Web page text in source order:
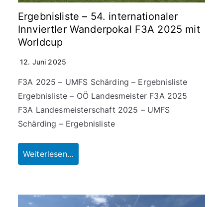
Ergebnisliste – 54. internationaler
Innviertler Wanderpokal F3A 2025 mit
Worldcup
12. Juni 2025
F3A 2025 – UMFS Schärding – Ergebnisliste
Ergebnisliste – OÖ Landesmeister F3A 2025
F3A Landesmeisterschaft 2025 – UMFS
Schärding – Ergebnisliste
Weiterlesen…